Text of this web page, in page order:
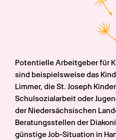
Potentielle Arbeitgeber für
sind beispielsweise das
Limmer, die St. Joseph
Schulsozialarbeit oder
der Niedersächsischen
Beratungsstellen der
günstige Job-Situation in